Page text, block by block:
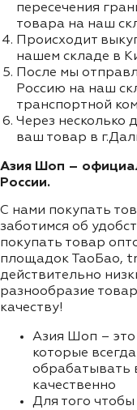
пересечения
товара на наш
Происходит
нашем складе в
После мы
Россию на наш
транспортной
Через несколько
ваш товар в
Азия Шоп –
России.
С нами покупать
заботимся об
покупать товар
площадок ТаоБао,
действительно
разнообразие
качеству!
Азия Шоп –
которые
обрабатывать
качественно
Для того